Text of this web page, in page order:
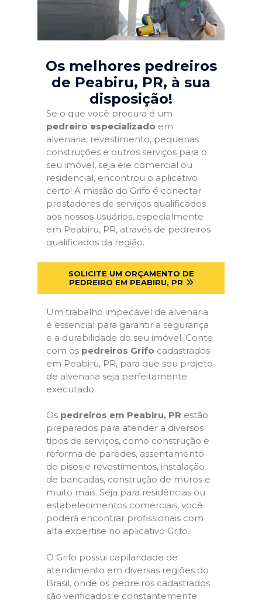
Os melhores pedreiros
de Peabiru, PR, à sua
disposição!
Se o que você procura é um
pedreiro especializado em
alvenaria, revestimento, pequenas
construções e outros serviços para o
seu imóvel, seja ele comercial ou
residencial, encontrou o aplicativo
certo! A missão do Grifo é conectar
prestadores de serviços qualificados
aos nossos usuários, especialmente
em Peabiru, PR, através de pedreiros
qualificados da região.
SOLICITE UM ORÇAMENTO DE
PEDREIRO EM PEABIRU, PR
Um trabalho impecável de alvenaria
é essencial para garantir a segurança
e a durabilidade do seu imóvel. Conte
com os pedreiros Grifo cadastrados
em Peabiru, PR, para que seu projeto
de alvenaria seja perfeitamente
executado.
Os pedreiros em Peabiru, PR estão
preparados para atender a diversos
tipos de serviços, como construção e
reforma de paredes, assentamento
de pisos e revestimentos, instalação
de bancadas, construção de muros e
muito mais. Seja para residências ou
estabelecimentos comerciais, você
poderá encontrar profissionais com
alta expertise no aplicativo Grifo.
O Grifo possui capilaridade de
atendimento em diversas regiões do
Brasil, onde os pedreiros cadastrados
são verificados e constantemente